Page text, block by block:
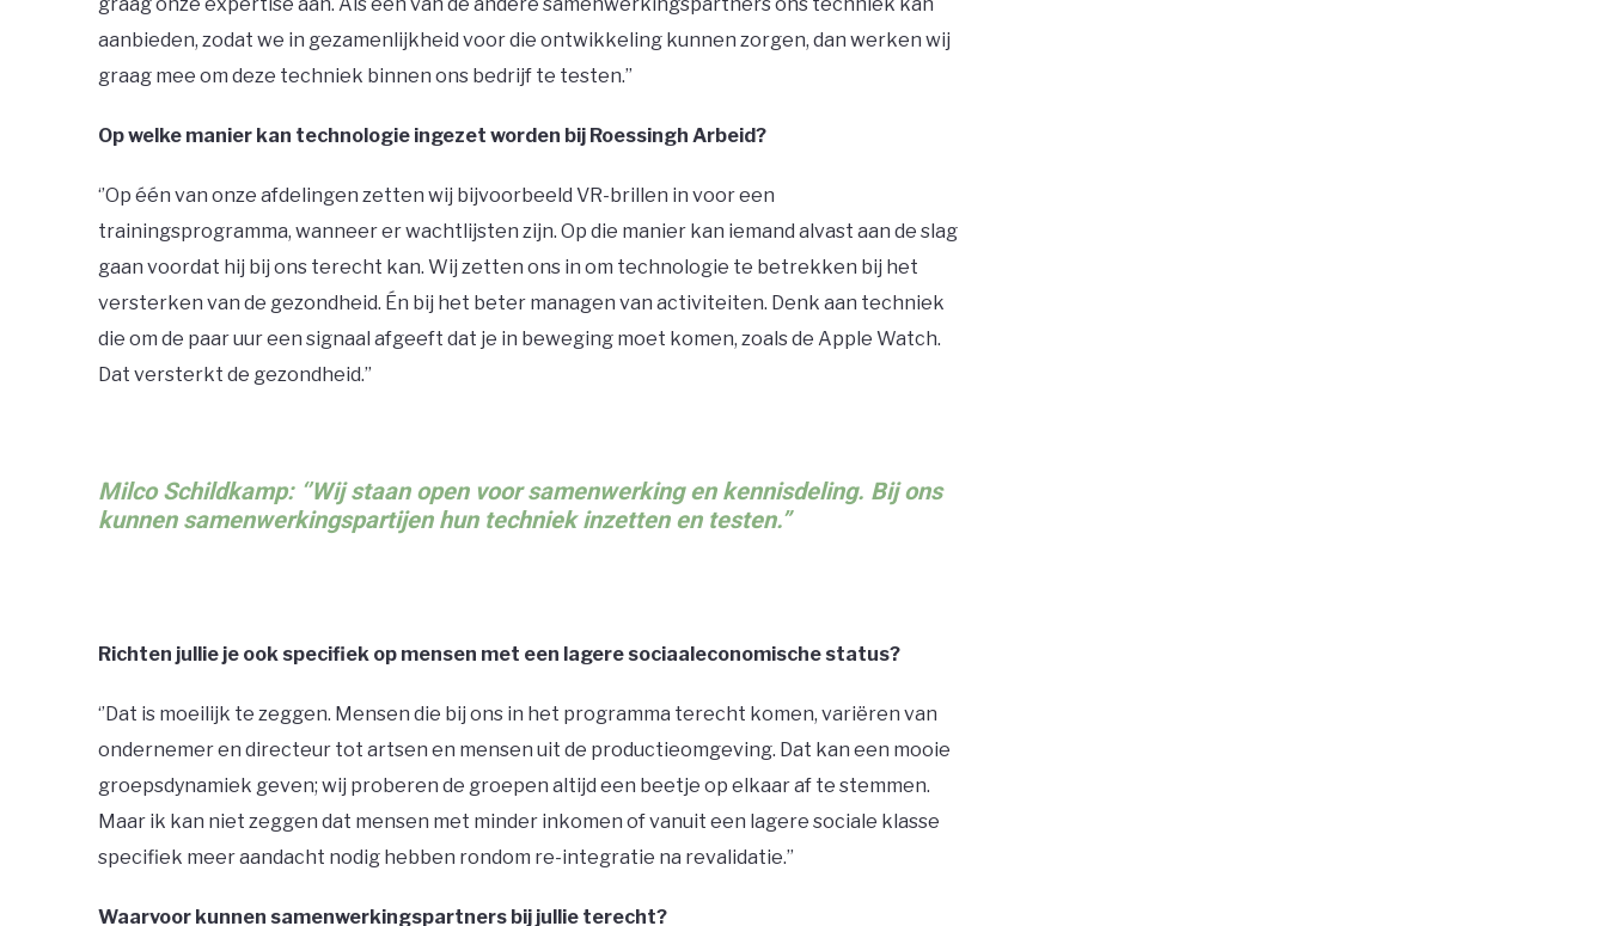
aanbieden, zodat we in gezamenlijkheid voor die ontwikkeling kunnen zorgen, dan werken wij
graag mee om deze techniek binnen ons bedrijf te testen.’’
Op welke manier kan technologie ingezet worden bij Roessingh Arbeid?
‘’Op één van onze afdelingen zetten wij bijvoorbeeld VR-brillen in voor een
trainingsprogramma, wanneer er wachtlijsten zijn. Op die manier kan iemand alvast aan de slag
gaan voordat hij bij ons terecht kan. Wij zetten ons in om technologie te betrekken bij het
versterken van de gezondheid. Én bij het beter managen van activiteiten. Denk aan techniek
die om de paar uur een signaal afgeeft dat je in beweging moet komen, zoals de Apple Watch.
Dat versterkt de gezondheid.’’
Milco Schildkamp: ‘’Wij staan open voor samenwerking en kennisdeling. Bij ons
kunnen samenwerkingspartijen hun techniek inzetten en testen.”
Richten jullie je ook specifiek op mensen met een lagere sociaaleconomische status?
‘’Dat is moeilijk te zeggen. Mensen die bij ons in het programma terecht komen, variëren van
ondernemer en directeur tot artsen en mensen uit de productieomgeving. Dat kan een mooie
groepsdynamiek geven; wij proberen de groepen altijd een beetje op elkaar af te stemmen.
Maar ik kan niet zeggen dat mensen met minder inkomen of vanuit een lagere sociale klasse
specifiek meer aandacht nodig hebben rondom re-integratie na revalidatie.’’
Waarvoor kunnen samenwerkingspartners bij jullie terecht?